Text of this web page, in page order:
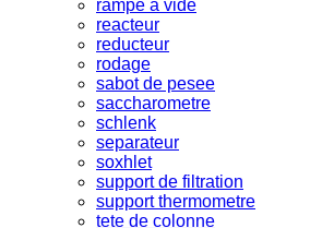
rampe a vide
reacteur
reducteur
rodage
sabot de pesee
saccharometre
schlenk
separateur
soxhlet
support de filtration
support thermometre
tete de colonne